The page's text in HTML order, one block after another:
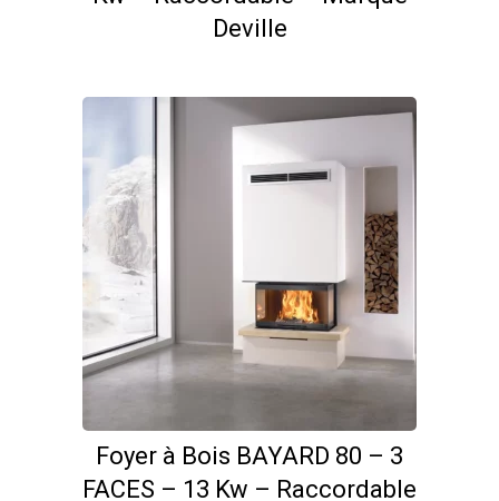
Deville
Foyer à Bois BAYARD 80 – 3
FACES – 13 Kw – Raccordable